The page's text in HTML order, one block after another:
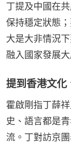
丁提及中國在
保持穩定狀態
大是大非情況
融入國家發展
提到香港文化
霍啟剛指丁薛
史、語言都是
流。丁對訪京